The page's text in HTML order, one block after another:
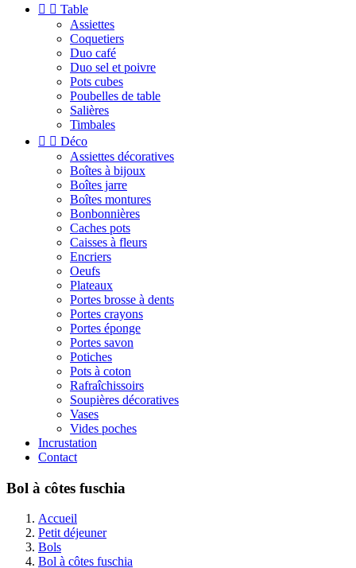
  Table
Assiettes
Coquetiers
Duo café
Duo sel et poivre
Pots cubes
Poubelles de table
Salières
Timbales
  Déco
Assiettes décoratives
Boîtes à bijoux
Boîtes jarre
Boîtes montures
Bonbonnières
Caches pots
Caisses à fleurs
Encriers
Oeufs
Plateaux
Portes brosse à dents
Portes crayons
Portes éponge
Portes savon
Potiches
Pots à coton
Rafraîchissoirs
Soupières décoratives
Vases
Vides poches
Incrustation
Contact
Bol à côtes fuschia
Accueil
Petit déjeuner
Bols
Bol à côtes fuschia